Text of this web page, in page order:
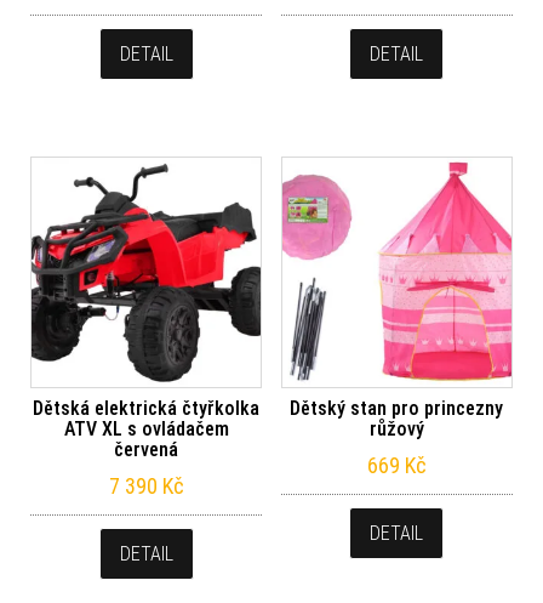
DETAIL DETAIL
Dětská elektrická čtyřkolka
ATV XL s ovládačem
červená
7 390 Kč
DETAIL
Dětský stan pro princezny
růžový
669 Kč
DETAIL